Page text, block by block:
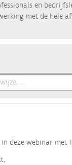
en
met de hele
deze webinar met